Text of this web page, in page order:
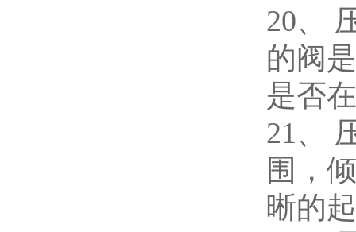
20、
的阀
是否
21、
围，
晰的